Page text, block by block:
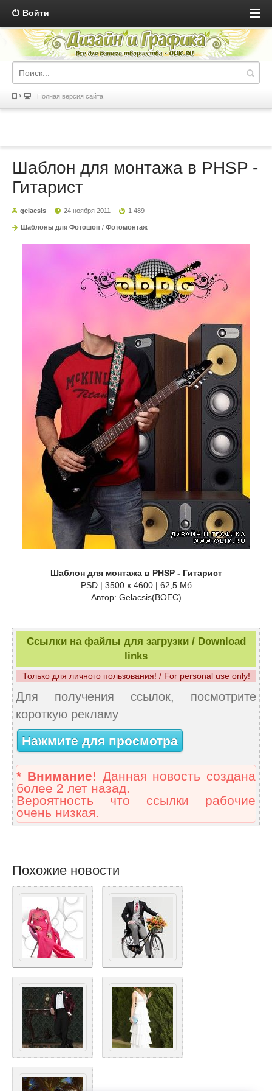
Войти
Полная версия сайта
Шаблон для монтажа в PHSP -
Гитарист
gelacsis 24 ноября 2011 1 489
Шаблоны для Фотошоп / Фотомонтаж
Шаблон для монтажа в PHSP - Гитарист
PSD | 3500 x 4600 | 62,5 Мб
Автор: Gelacsis(BOEC)
Ссылки на файлы для загрузки / Download
links
Только для личного пользования! / For personal use only!
Для получения ссылок, посмотрите
короткую рекламу
Нажмите для просмотра
* Внимание! Данная новость создана
более 2 лет назад.
Вероятность что ссылки рабочие
очень низкая.
Похожие новости